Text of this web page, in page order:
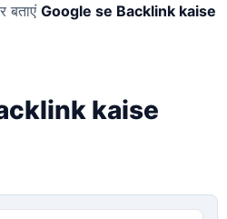
बताएं Google se Backlink kaise
kaise